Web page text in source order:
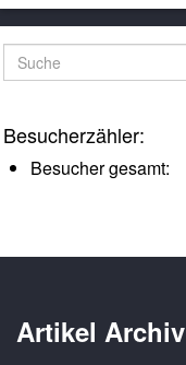
Suche
Besucherzähler:
Besucher gesamt:
Artikel Archiv